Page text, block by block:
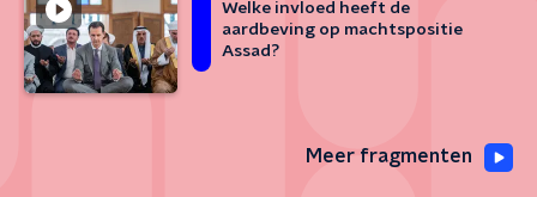
Welke invloed heeft de
aardbeving op machtspositie
Assad?
Meer fragmenten